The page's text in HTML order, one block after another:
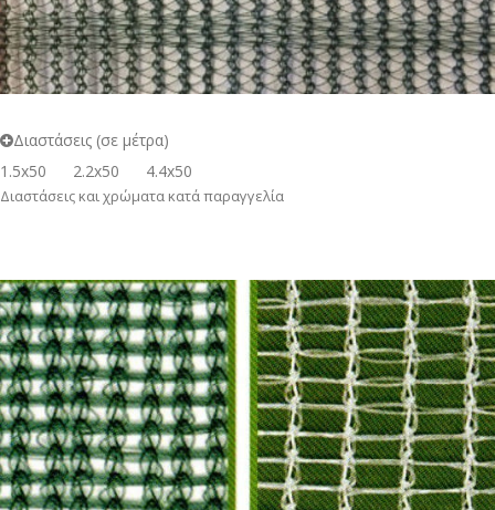
Διαστάσεις (σε μέτρα)
1.5x50
2.2x50 4.4x50
Διαστάσεις και χρώματα κατά παραγγελία